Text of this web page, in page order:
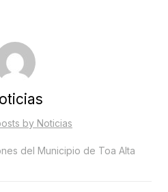
by Noticias
del Municipio de Toa Alta